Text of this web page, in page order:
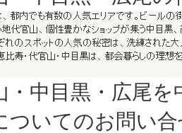
・中目黒・広尾
ついてのお問い